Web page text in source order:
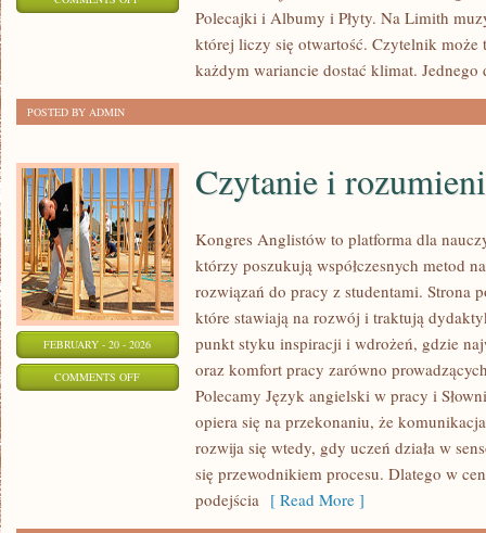
Polecajki i Albumy i Płyty. Na Limith
której liczy się otwartość. Czytelnik może
każdym wariancie dostać klimat. Jednego
POSTED BY ADMIN
FEBRUARY - 20 - 2026
COMMENTS OFFON
ROZUMIENIE
Czytanie i
Kongres Anglistów to platforma dla
którzy poszukują współczesnych metod
rozwiązań do pracy z studentami. Strona
które stawiają na rozwój i traktują
punkt styku inspiracji i wdrożeń, gdzie
oraz komfort pracy zarówno
Polecamy Język angielski w pracy i
opiera się na przekonaniu, że
rozwija się wtedy, gdy uczeń działa w
się przewodnikiem procesu. Dlatego w
podejścia [ Read More ]